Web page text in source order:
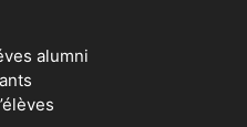
alumni